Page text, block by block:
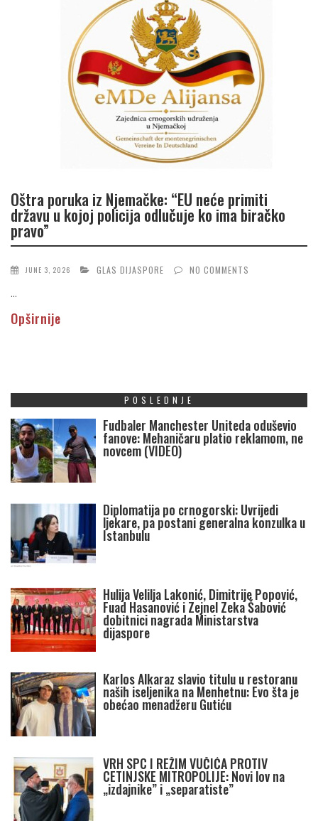
Oštra poruka iz Njemačke: “EU neće primiti
državu u kojoj policija odlučuje ko ima biračko
pravo”
JUNE 3, 2026 GLAS DIJASPORE NO COMMENTS
...
Opširnije
POSLEDNJE
Fudbaler Manchester Uniteda oduševio
fanove: Mehaničaru platio reklamom, ne
novcem (VIDEO)
Diplomatija po crnogorski: Uvrijedi
ljekare, pa postani generalna konzulka u
Istanbulu
Hulija Velilja Lakonić, Dimitrije Popović,
Fuad Hasanović i Zejnel Zeka Šabović
dobitnici nagrada Ministarstva
dijaspore
Karlos Alkaraz slavio titulu u restoranu
naših iseljenika na Menhetnu: Evo šta je
obećao menadžeru Gutiću
VRH SPC I REŽIM VUČIĆA PROTIV
CETINJSKE MITROPOLIJE: Novi lov na
„izdajnike” i „separatiste”